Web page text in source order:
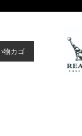
物カゴ